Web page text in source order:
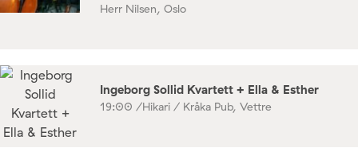
Herr Nilsen, Oslo
Ingeborg Sollid Kvartett + Ella & Esther
19:00 /Hikari / Kråka Pub, Vettre